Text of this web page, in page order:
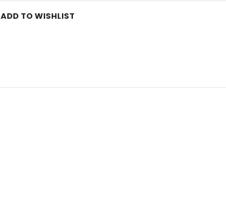
ADD TO WISHLIST